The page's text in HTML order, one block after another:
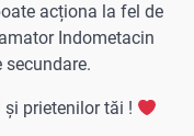
acționa la fel de
Indometacin
prietenilor tăi !